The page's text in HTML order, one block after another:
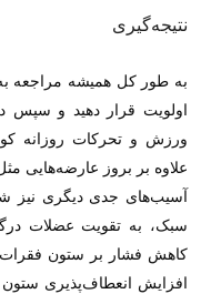
نتیجه‌گیری
به طور کل همیشه مراجعه
اولویت قرار دهید و سپس
ورزش و تحرکات روزانه
علاوه بر بروز عارضه‌هایی
آسیب‌های جدی دیگری نیز
سبک، به تقویت عضلات
کاهش فشار بر ستون فقرات
افزایش انعطاف‌پذیری